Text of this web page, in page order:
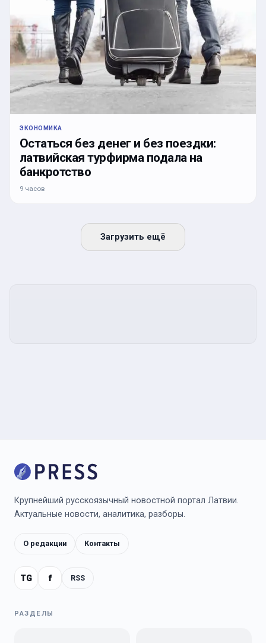
ЭКОНОМИКА
Остаться без денег и без поездки:
латвийская турфирма подала на
банкротство
9 часов
Загрузить ещё
Крупнейший русскоязычный новостной портал Латвии.
Актуальные новости, аналитика, разборы.
О редакции Контакты
TG f RSS
РАЗДЕЛЫ